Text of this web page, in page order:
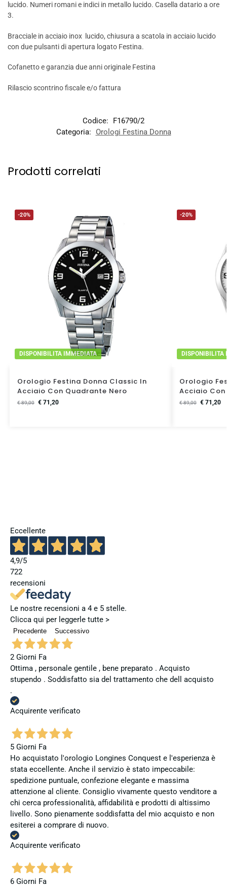
lucido. Numeri romani e indici in metallo lucido. Casella datario a ore
3.
Bracciale in acciaio inox lucido, chiusura a scatola in acciaio lucido
con due pulsanti di apertura logato Festina.
Cofanetto e garanzia due anni originale Festina
Rilascio scontrino fiscale e/o fattura
Codice:
F16790/2
Categoria:
Orologi Festina Donna
Prodotti correlati
-20%
DISPONIBILITA IMMEDIATA
Orologio Festina Donna Classic In
Acciaio Con Quadrante Nero
€89,00 €71,20
-20%
DISPONIBILITA
Orologio
Acciaio
€89,00 €71,20
Eccellente
4,9/5
722
recensioni
Le nostre recensioni a 4 e 5 stelle.
Clicca qui per leggerle tutte >
Precedente Successivo
2 Giorni Fa
Ottima , personale gentile , bene preparato . Acquisto
stupendo . Soddisfatto sia del trattamento che dell acquisto
.
Acquirente verificato
5 Giorni Fa
Ho acquistato l'orologio Longines Conquest e l'esperienza è
stata eccellente. Anche il servizio è stato impeccabile:
spedizione puntuale, confezione elegante e massima
attenzione al cliente. Consiglio vivamente questo venditore a
chi cerca professionalità, affidabilità e prodotti di altissimo
livello. Sono pienamente soddisfatta del mio acquisto e non
esiterei a comprare di nuovo.
Acquirente verificato
6 Giorni Fa